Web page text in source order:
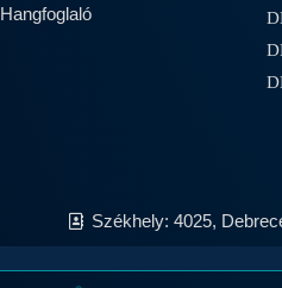
Hangfoglaló
Székhely: 4025,